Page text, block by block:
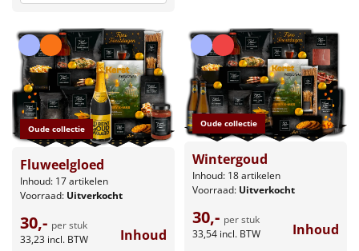
Oude collectie
Fluweelgloed
Inhoud: 17 artikelen
Voorraad: Uitverkocht
30,- per stuk
33,23 incl. BTW Inhoud
Oude collectie
Wintergoud
Inhoud: 18 artikelen
Voorraad: Uitverkocht
30,- per stuk
33,54 incl. BTW Inhoud